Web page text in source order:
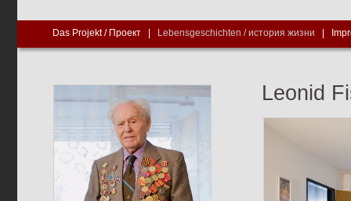
Das Projekt / Проект Lebensgeschichten / история жизни
Leonid